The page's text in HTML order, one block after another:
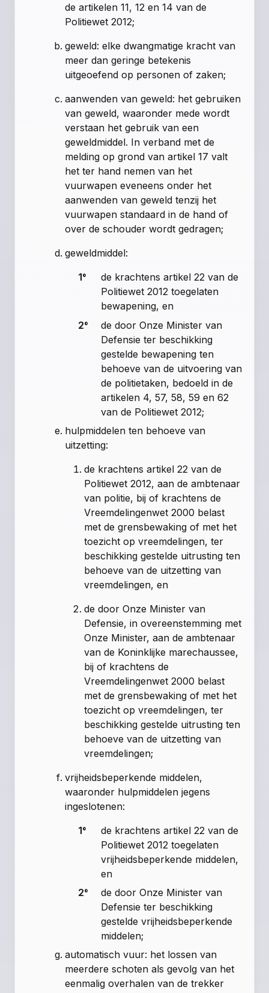
deartikelen 11,12 en14 van de
Politiewet 2012;
geweld: elke dwangmatige kracht van
meer dan geringe betekenis
uitgeoefend op personen of zaken;
aanwenden van geweld: het gebruiken
van geweld, waaronder mede wordt
verstaan het gebruik van een
geweldmiddel. In verband met de
melding op grond vanartikel 17 valt
het ter hand nemen van het
vuurwapen eveneens onder het
aanwenden van geweld tenzij het
vuurwapen standaard in de hand of
over de schouder wordt gedragen;
geweldmiddel:
1°
de krachtensartikel 22 van de
Politiewet 2012 toegelaten
bewapening, en
2°
de door Onze Minister van
Defensie ter beschikking
gestelde bewapening ten
behoeve van de uitvoering van
de politietaken, bedoeld in de
artikelen 4,57,58,59 en62
van de Politiewet 2012;
hulpmiddelen ten behoeve van
uitzetting:
de krachtensartikel 22 van de
Politiewet 2012, aan de ambtenaar
van politie, bij of krachtens de
Vreemdelingenwet 2000 belast
met de grensbewaking of met het
toezicht op vreemdelingen, ter
beschikking gestelde uitrusting ten
behoeve van de uitzetting van
vreemdelingen, en
de door Onze Minister van
Defensie, in overeenstemming met
Onze Minister, aan de ambtenaar
van de Koninklijke marechaussee,
bij of krachtens de
Vreemdelingenwet 2000 belast
met de grensbewaking of met het
toezicht op vreemdelingen, ter
beschikking gestelde uitrusting ten
behoeve van de uitzetting van
vreemdelingen;
vrijheidsbeperkende middelen,
waaronder hulpmiddelen jegens
ingeslotenen:
1°
de krachtensartikel 22 van de
Politiewet 2012 toegelaten
vrijheidsbeperkende middelen,
en
2°
de door Onze Minister van
Defensie ter beschikking
gestelde vrijheidsbeperkende
middelen;
automatisch vuur: het lossen van
meerdere schoten als gevolg van het
eenmalig overhalen van de trekker